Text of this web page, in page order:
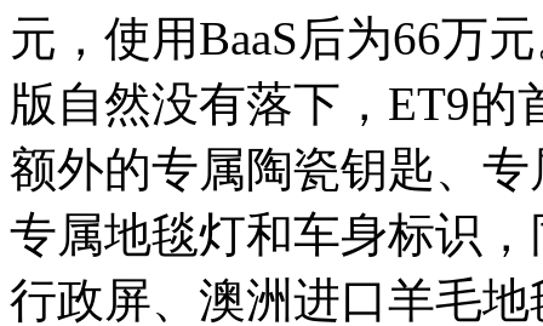
元，使用BaaS后为66万
版自然没有落下，ET9的
额外的专属陶瓷钥匙、
专属地毯灯和车身标识
行政屏、澳洲进口羊毛